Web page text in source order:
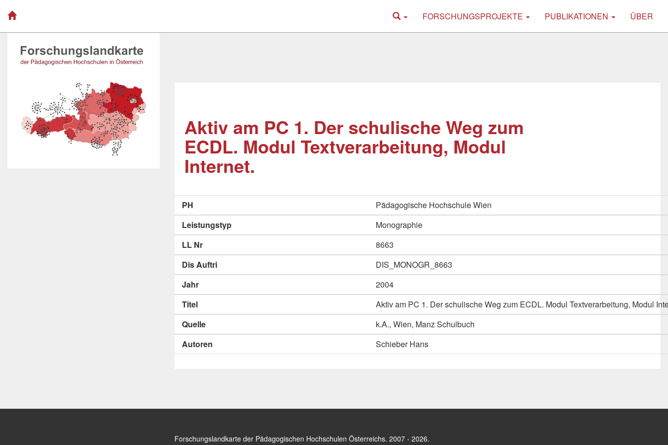
FORSCHUNGSPROJEKTE PUBLIKATIONEN ÜBER
Aktiv am PC 1. Der schulische Weg zum
ECDL. Modul Textverarbeitung, Modul
Internet.
PH
Pädagogische Hochschule Wien
Leistungstyp
Monographie
LL Nr
8663
Dis Auftri
DIS_MONOGR_8663
Jahr
2004
Titel
Aktiv am PC 1. Der schulische Weg zum ECDL. Modul Textverarbeitung, Modul
Quelle
k.A., Wien, Manz Schulbuch
Autoren
Schieber Hans
Forschungslandkarte der Pädagogischen Hochschulen Österreichs. 2007 - 2026.